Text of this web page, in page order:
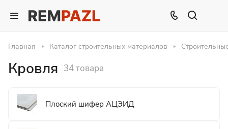
Главная Каталог строительных материалов
Кровля 34 товара
Плоский шифер АЦЭИД